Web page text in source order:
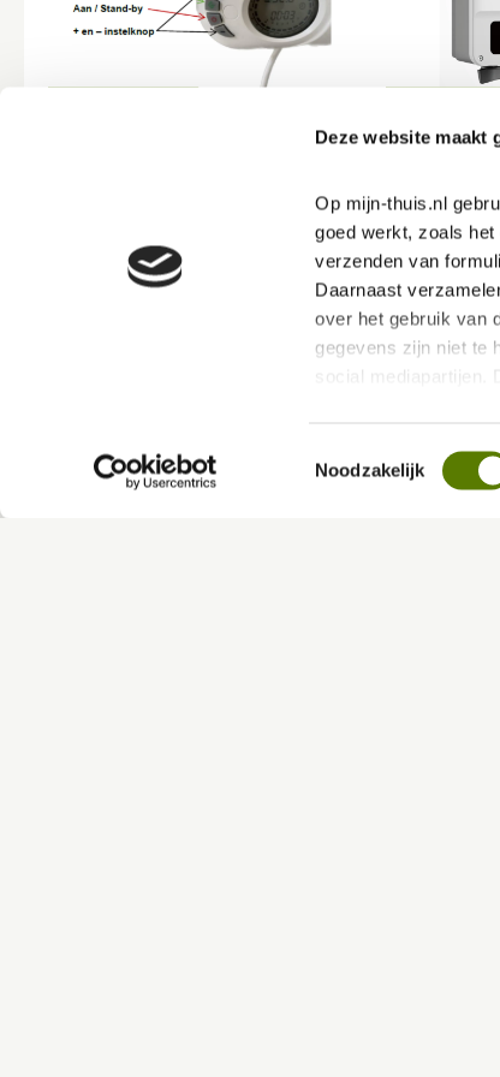
Deze website maakt
Op mijn-thuis.nl
goed werkt, zoals het
verzenden van
Daarnaast
over het gebruik van
gegevens zijn niet te
social mediapartijen.
Via deze link kan je
hierin vind je meer
Toestemmingsselectie
Noodzakelijk